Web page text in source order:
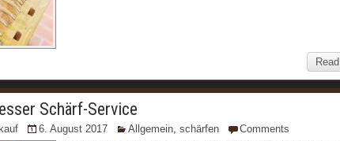
Schärf-Service
6. August 2017 Allgemein, schärfen Comments